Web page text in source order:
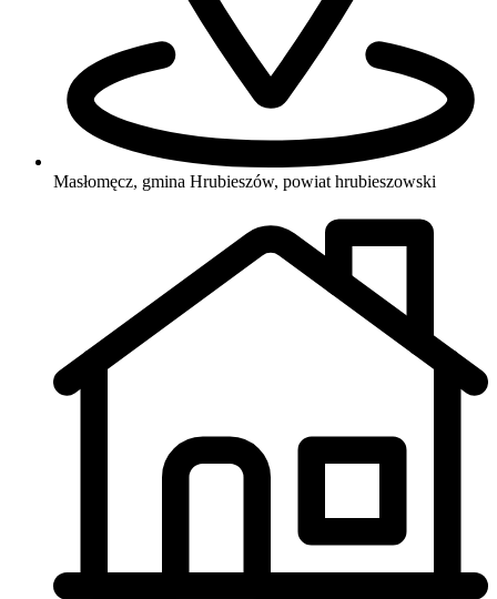
Masłomęcz, gmina Hrubieszów, powiat hrubieszowski